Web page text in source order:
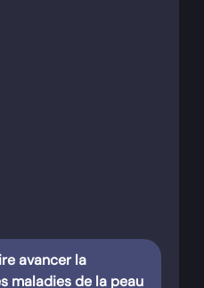
avancer la
maladies de la peau